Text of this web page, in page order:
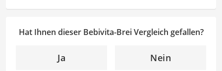
Autoren dabei zu helfen, ihre Botschaften klar und
das geschriebene Wort und meine breitgefächerten
Interessen, bringe ich frische Perspektiven sowie neue
Hat Ihnen dieser Bebivita-Brei Vergleich gefallen?
Ja Nein